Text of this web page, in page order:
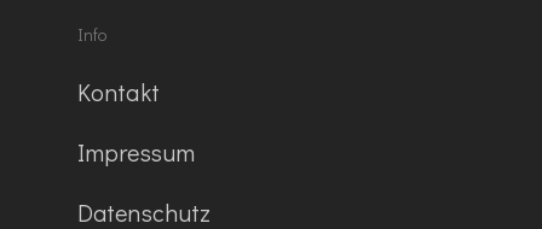
Info
Kontakt
Impressum
Datenschutz